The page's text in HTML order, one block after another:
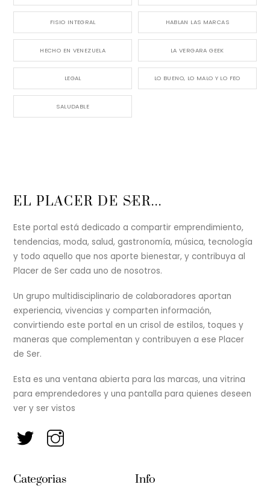
FISIO INTEGRAL HABLAN LAS MARCAS
HECHO EN VENEZUELA LA VERGARA GEEK
LEGAL LO BUENO, LO MALO Y LO FEO
SALUDABLE
Back
Top
EL PLACER DE SER...
Este portal está dedicado a compartir emprendimiento,
tendencias, moda, salud, gastronomía, música, tecnología
y todo aquello que nos aporte bienestar, y contribuya al
Placer de Ser cada uno de nosotros.
Un grupo multidisciplinario de colaboradores aportan
experiencia, vivencias y comparten información,
convirtiendo este portal en un crisol de estilos, toques y
maneras que complementan y contribuyen a ese Placer
de Ser.
Esta es una ventana abierta para las marcas, una vitrina
para emprendedores y una pantalla para quienes deseen
ver y ser vistos
Categorias Info